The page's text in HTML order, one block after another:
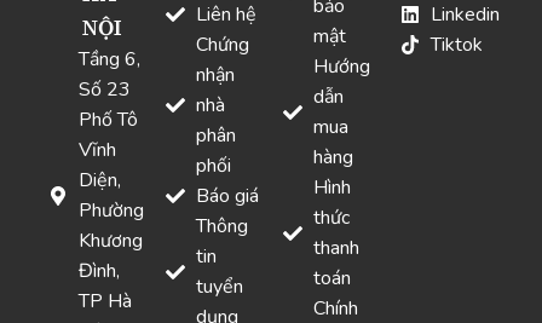
NỘI
Tầng 6,
Số 23
Phố Tô
Vĩnh
Diện,
Phường
Khương
Đình,
TP Hà
Liên hệ
Chứng
nhận
nhà
phân
phối
Báo giá
Thông
tin
tuyển
dụng
bảo
mật
Hướng
dẫn
mua
hàng
Hình
thức
thanh
toán
Chính
Linkedin
Tiktok